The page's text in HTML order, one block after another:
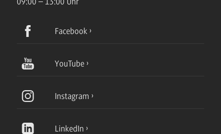
Facebook
YouTube
Instagram
LinkedIn